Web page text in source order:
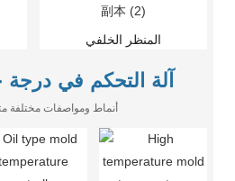
المنظر الخلفي
آلة التحكم في درجة
أنماط ومواصفات مختلفة